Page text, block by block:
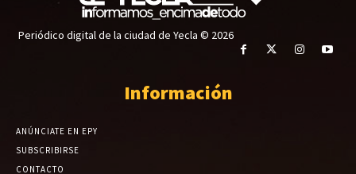
Periódico digital de la ciudad de Yecla © 2026
Información
ANÚNCIATE EN EPY
SUBSCRIBIRSE
CONTACTO